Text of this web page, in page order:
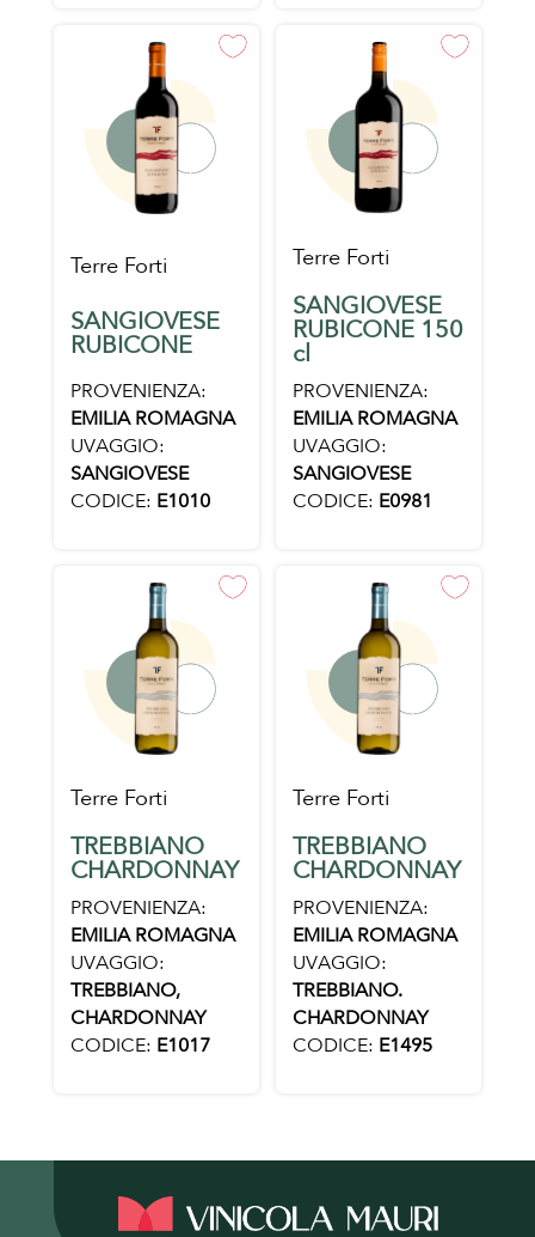
Terre Forti
SANGIOVESE
RUBICONE
PROVENIENZA:
EMILIA ROMAGNA
UVAGGIO:
SANGIOVESE
CODICE: E1010
Terre Forti
SANGIOVESE
RUBICONE 150
cl
PROVENIENZA:
EMILIA ROMAGNA
UVAGGIO:
SANGIOVESE
CODICE: E0981
Terre Forti
TREBBIANO
CHARDONNAY
PROVENIENZA:
EMILIA ROMAGNA
UVAGGIO:
TREBBIANO,
CHARDONNAY
CODICE: E1017
Terre Forti
TREBBIANO
CHARDONNAY
PROVENIENZA:
EMILIA ROMAGNA
UVAGGIO:
TREBBIANO.
CHARDONNAY
CODICE: E1495